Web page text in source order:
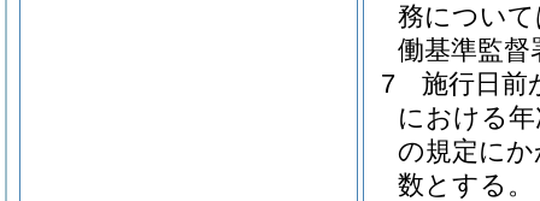
務につい
働基準監
7
施行日前
における
の規定に
数とする。